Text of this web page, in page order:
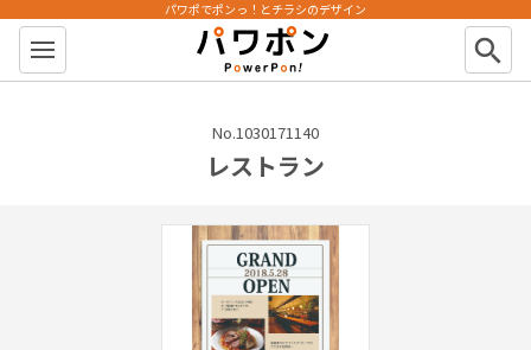
パワポン
パワポでポンっ！とチラシのデザイン
search
No.1030171140
レストラン